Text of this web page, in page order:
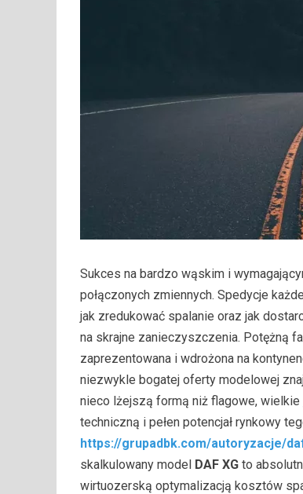
Sukces na bardzo wąskim i
połączonych zmiennych. Spedycje
jak zredukować spalanie oraz jak
na skrajne zanieczyszczenia. Potężną
zaprezentowana i wdrożona na
niezwykle bogatej oferty modelowej
nieco lżejszą formą niż flagowe, wielkie
techniczną i pełen potencjał rynkowy
https://grupadbk.com/autoryzacje/
skalkulowany model DAF XG to
wirtuozerską optymalizacją kosztów